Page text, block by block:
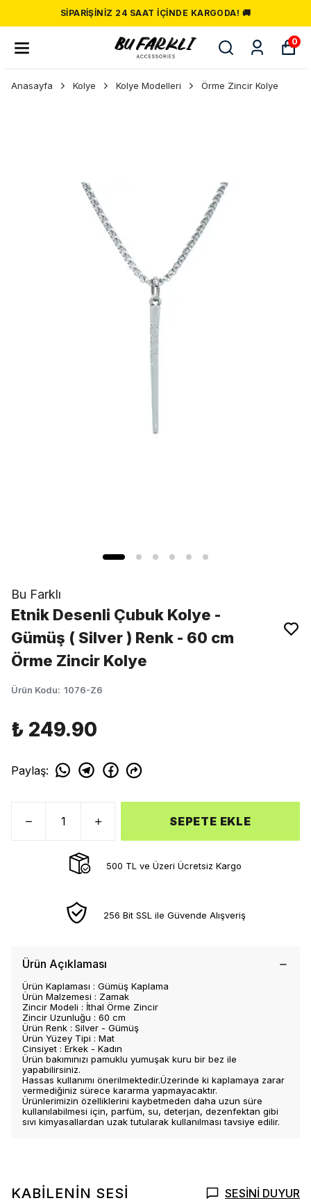
SIPARIŞINIZ 24 SAAT İÇINDE KARGODA! 🚚
0
Anasayfa Kolye Kolye Modelleri Örme Zincir Kolye
Bu Farklı
Etnik Desenli Çubuk Kolye -
Gümüş ( Silver ) Renk - 60 cm
Örme Zincir Kolye
Ürün Kodu: 1076-Z6
₺ 249.90
Paylaş:
SEPETE EKLE
500 TL ve Üzeri Ücretsiz Kargo
256 Bit SSL ile Güvende Alışveriş
Ürün Açıklaması
Ürün Kaplaması : Gümüş Kaplama
Ürün Malzemesi : Zamak
Zincir Modeli : İthal Örme Zincir
Zincir Uzunluğu : 60 cm
Ürün Renk : Silver - Gümüş
Ürün Yüzey Tipi : Mat
Cinsiyet : Erkek - Kadın
Ürün bakımınızı pamuklu yumuşak kuru bir bez ile
yapabilirsiniz.
Hassas kullanımı önerilmektedir.Üzerinde ki kaplamaya zarar
vermediğiniz sürece kararma yapmayacaktır.
Ürünlerimizin özelliklerini kaybetmeden daha uzun süre
kullanılabilmesi için, parfüm, su, deterjan, dezenfektan gibi
sıvı kimyasallardan uzak tutularak kullanılması tavsiye edilir.
KABİLENİN SESİ SESİNİ DUYUR